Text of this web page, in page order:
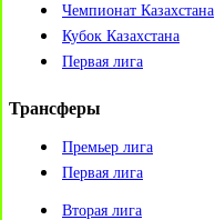
Чемпионат Казахстана
Кубок Казахстана
Первая лига
Трансферы
Премьер лига
Первая лига
Вторая лига